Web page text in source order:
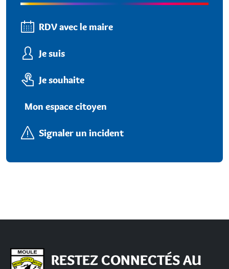
RDV avec le maire
Je suis
Je souhaite
Mon espace citoyen
Signaler un incident
RESTEZ CONNECTÉS AU